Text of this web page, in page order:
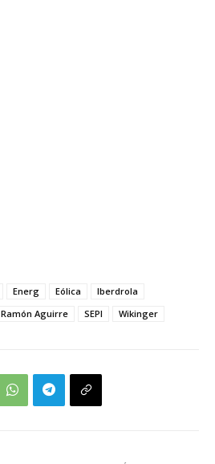
Energ Eólica
Iberdrola
Ramón Aguirre SEPI Wikinger